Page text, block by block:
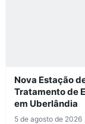
Nova Estação
Tratamento de
em Uberlândia
5 de agosto de 2026